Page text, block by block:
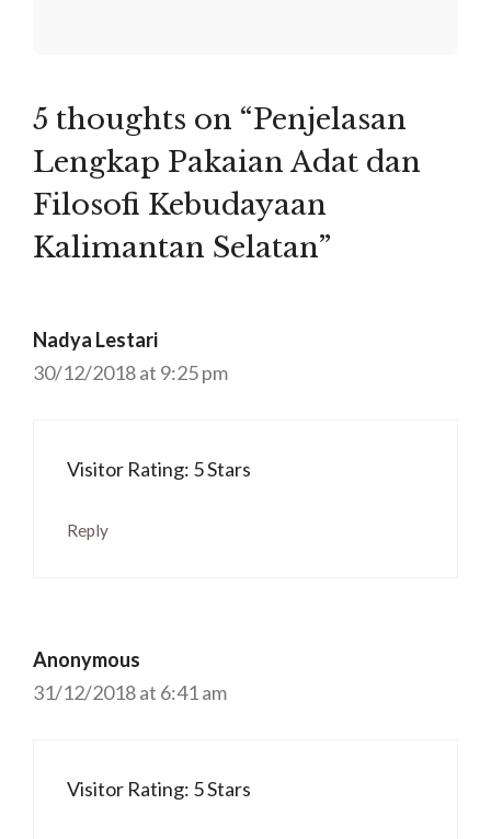
5 thoughts on “Penjelasan
Lengkap Pakaian Adat dan
Filosofi Kebudayaan
Kalimantan Selatan”
Nadya Lestari
30/12/2018 at 9:25 pm
Visitor Rating: 5 Stars
Reply
Anonymous
31/12/2018 at 6:41 am
Visitor Rating: 5 Stars